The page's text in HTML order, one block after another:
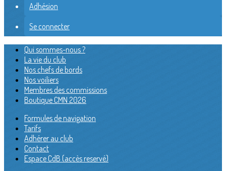
Adhésion
Se connecter
Qui sommes-nous ?
La vie du club
Nos chefs de bords
Nos voiliers
Membres des commissions
Boutique CMN 2026
Formules de navigation
Tarifs
Adhérer au club
Contact
Espace CdB (accès reservé)